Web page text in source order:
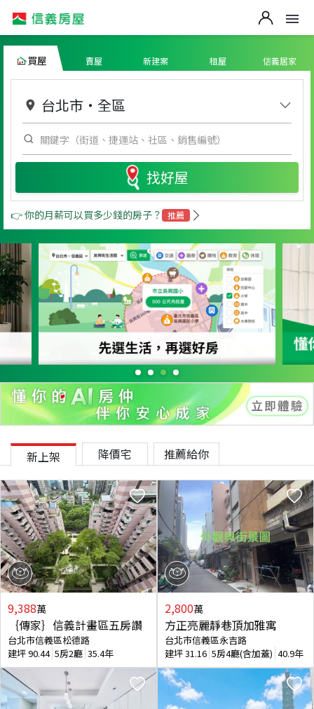
買屋 賣屋 新建案 租屋 信義居家
台北市 ・ 全區
找好屋
👉 你的月薪可以買多少錢的房子？ 推薦
新上架 降價宅 推薦給你
9,388萬
｛傳家｝信義計畫區五房讚
台北市信義區松德路
建坪90.44 5房2廳 35.4年
2,800萬
方正亮麗靜巷頂加雅寓
台北市信義區永吉路
建坪31.16 5房4廳(含加蓋) 40.9年